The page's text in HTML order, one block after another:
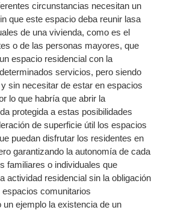
circunstancias necesitan un
que este espacio deba reunir lasa
de una vivienda, como es el
o de las personas mayores, que
espacio residencial con la
servicios, pero siendo
sin necesitar de estar en espacios
lo que habría que abrir la
protegida a estas posibilidades
de superficie útil los espacios
puedan disfrutar los residentes en
garantizando la autonomía de cada
familiares o individuales que
actividad residencial sin la obligación
comunitarios
ejemplo la existencia de un